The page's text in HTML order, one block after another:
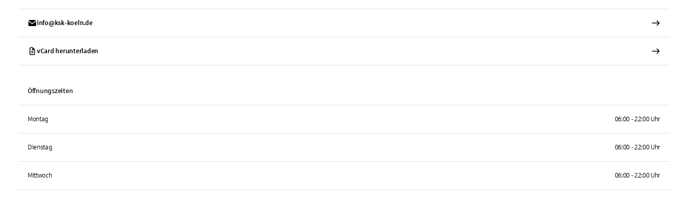
info@ksk-koeln.de
vCard herunterladen
Öffnungszeiten
Montag 06:00 - 22:00 Uhr
Dienstag 06:00 - 22:00 Uhr
Mittwoch 06:00 - 22:00 Uhr